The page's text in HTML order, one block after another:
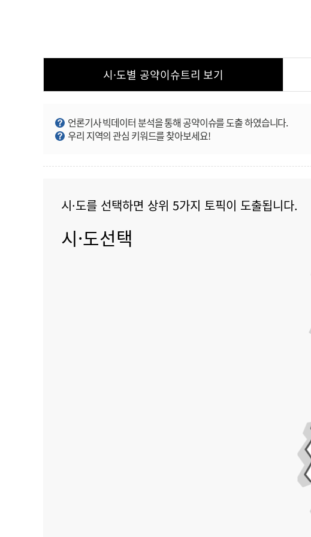
시·도별 공약이슈트리 보기
언론기사 빅데이터 분석을 통해 공약이슈를 도출 하였습니다.
우리 지역의 관심 키워드를 찾아보세요!
시·도를 선택하면 상위 5가지 토픽이 도출됩니다.
시·도선택